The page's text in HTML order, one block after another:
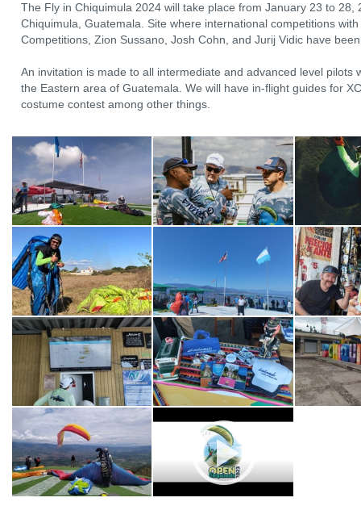
The Fly in Chiquimula 2024 will take place from January 23 to 28,
Chiquimula, Guatemala. Site where international competitions
Competitions, Zion Sussano, Josh Cohn, and Jurij Vidic have
An invitation is made to all intermediate and advanced level pilots
the Eastern area of ​​Guatemala. We will have in-flight guides for
costume contest among other things.